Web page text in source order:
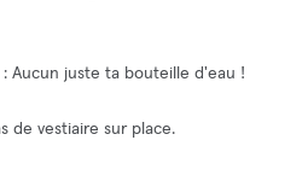
: Aucun juste ta bouteille d'eau !
de vestiaire sur place.